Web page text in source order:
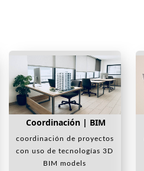
Coordinación | BIM
coordinación de proyectos
con uso de tecnologías 3D
BIM models